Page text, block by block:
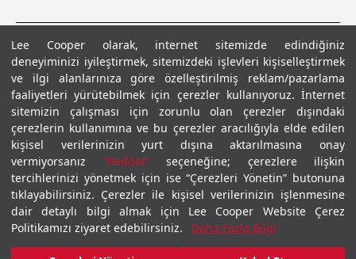
Lee Cooper olarak, internet sitemizde edindiğiniz
deneyiminizi iyileştirmek, sitemizdeki işlevleri kişiselleştirmek
ve ilgi alanlarınıza göre özelleştirilmiş reklam/pazarlama
faaliyetleri yürütebilmek için çerezler kullanıyoruz. İnternet
sitemizin çalışması için zorunlu olan çerezler dışındaki
çerezlerin kullanımına ve bu çerezler aracılığıyla elde edilen
kişisel verilerinizin yurt dışına aktarılmasına onay
vermiyorsanız “Reddet”seçeneğine; çerezlere ilişkin
tercihlerinizi yönetmek için ise “Çerezleri Yönetin” butonuna
tıklayabilirsiniz. Çerezler ile kişisel verilerinizin işlenmesine
dair detaylı bilgi almak için Lee Cooper Website Çerez
Politikamızı ziyaret edebilirsiniz.
Daha Fazla Bilgi
Gizlilik PolitikasıÇerez Politikası KVKK Aydınlatma MetniŞartlar ve Koşullar
© 2026 Leecooper - Tüm Hakları Saklıdır.